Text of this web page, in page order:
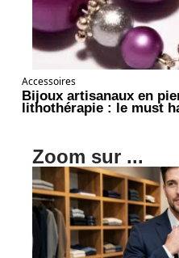
Accessoires
Bijoux artisanaux en
lithothérapie : le must
Zoom sur ...